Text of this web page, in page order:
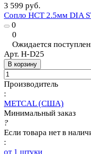
3 599 руб.
Сопло HCT 2.5мм DIA
0
0
Ожидается
Арт. H-D25
В корзину
Производитель
:
METCAL (США)
Минимальный заказ
?
Если товара нет в
:
от 1 штуки